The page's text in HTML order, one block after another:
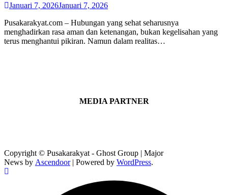
Januari 7, 2026Januari 7, 2026
Pusakarakyat.com – Hubungan yang sehat seharusnya
menghadirkan rasa aman dan ketenangan, bukan kegelisahan yang
terus menghantui pikiran. Namun dalam realitas…
MEDIA PARTNER
Copyright © Pusakarakyat - Ghost Group | Major
News by Ascendoor| Powered by WordPress.